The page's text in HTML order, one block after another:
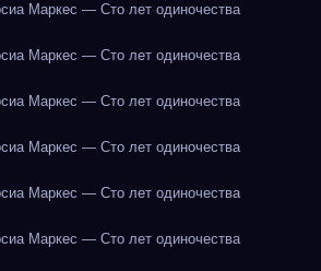
Маркес — Сто лет одиночества
Маркес — Сто лет одиночества
Маркес — Сто лет одиночества
Маркес — Сто лет одиночества
Маркес — Сто лет одиночества
Маркес — Сто лет одиночества